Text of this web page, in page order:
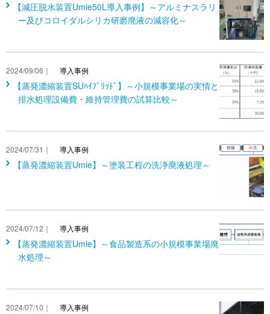
【減圧脱水装置Umie50L導入事例】～アルミナスラリ
ー及びコロイダルシリカ研磨廃液の減容化～
2024/09/06｜ 導入事例
【蒸発濃縮装置SUﾊｲﾌﾞﾘｯﾄﾞ】～小規模事業場の実情と
排水処理設備費・維持管理費の試算比較～
2024/07/31｜ 導入事例
【蒸発濃縮装置Umie】～塗装工程の洗浄廃液処理～
2024/07/12｜ 導入事例
【蒸発濃縮装置Umie】～食品製造系の小規模事業場廃
水処理～
2024/07/10｜ 導入事例